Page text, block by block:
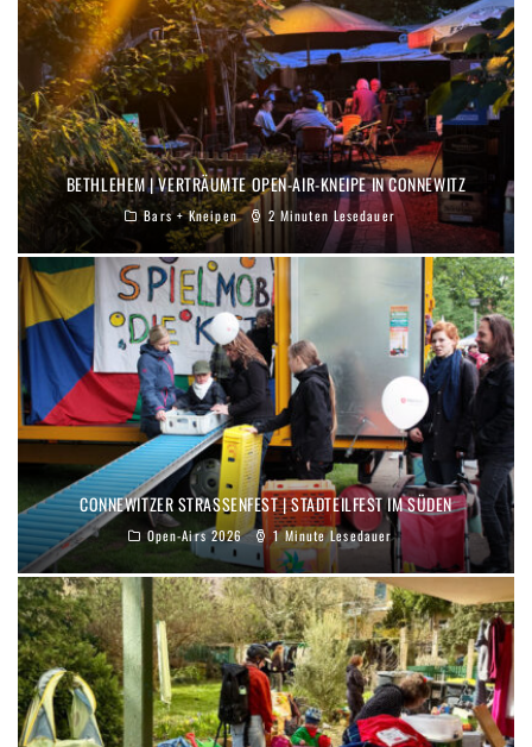
BETHLEHEM | VERTRÄUMTE OPEN-AIR-KNEIPE IN CONNEWITZ
Bars + Kneipen 2 Minuten Lesedauer
CONNEWITZER STRASSENFEST | STADTEILFEST IM SÜDEN
Open-Airs 2026 1 Minute Lesedauer